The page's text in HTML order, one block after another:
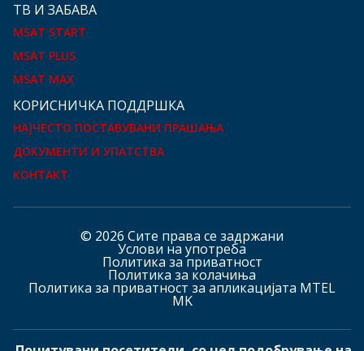
ТВ И ЗАБАВА
MSAT START
MSAT PLUS
MSAT MAX
КOРИСНИЧКА ПОДДРШКА
НАЈЧЕСТО ПОСТАВУВАНИ ПРАШАЊА
ДОКУМЕНТИ И УПАТСТВА
КОНТАКТ
© 2026 Сите права се задржани
Услови на употреба
Политика за приватност
Политика за колачиња
Политика за приватност за апликацијата MTEL
MK